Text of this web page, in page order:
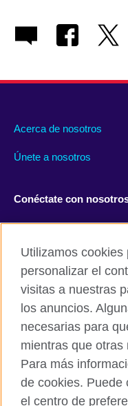
Acerca de nosotros
Únete a nosotros
Conéctate con
British Council global
Políticas de privacidad y
Utilizamos
personalizar el
visitas a nuestras
los anuncios.
necesarias para
mientras que otras
Para más
de cookies. Puede
el centro de